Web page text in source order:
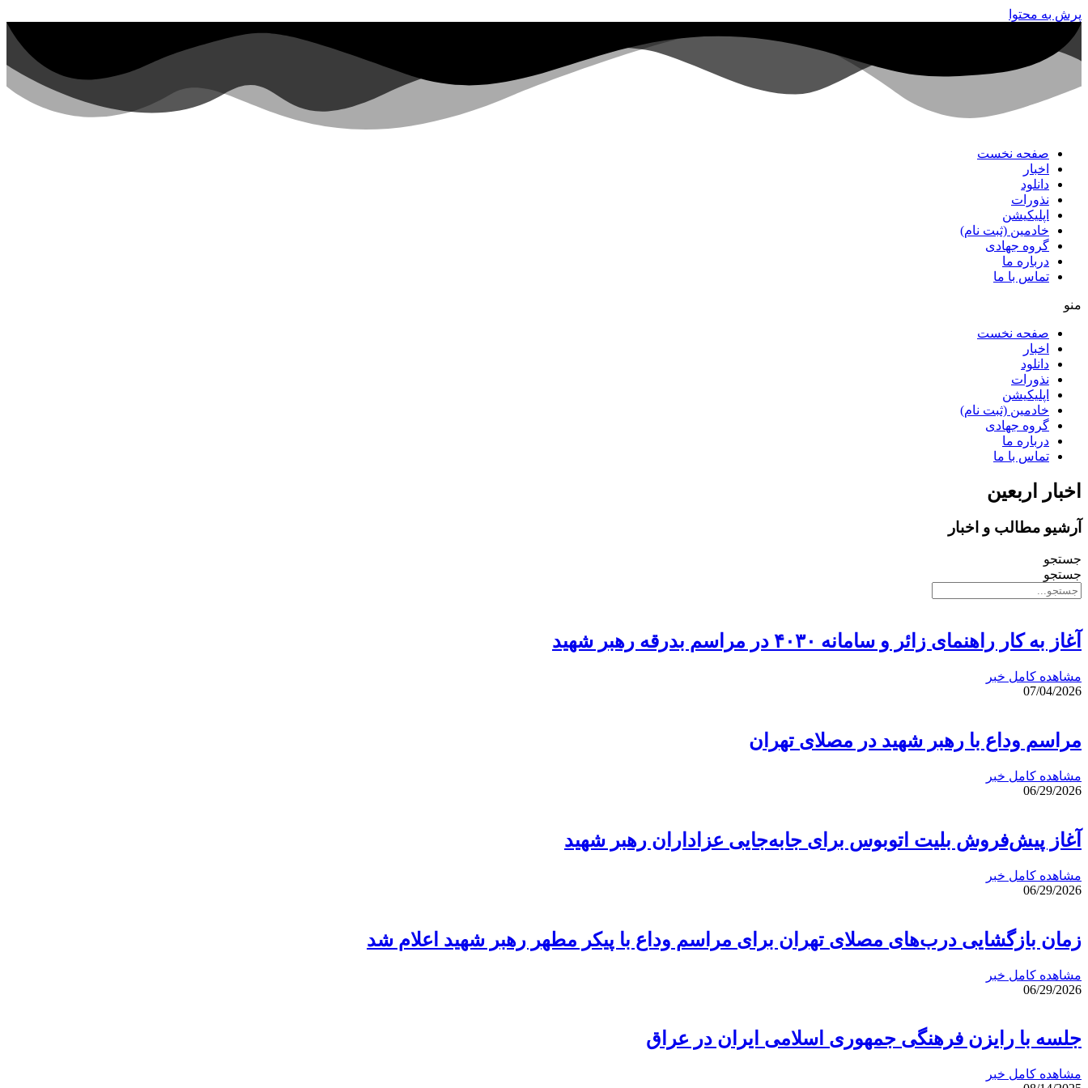
پرش به محتوا
صفحه نخست
اخبار
دانلود
نذورات
اپلیکیشن
خادمین (ثبت نام)
گروه جهادی
درباره ما
تماس با ما
منو
صفحه نخست
اخبار
دانلود
نذورات
اپلیکیشن
خادمین (ثبت نام)
گروه جهادی
درباره ما
تماس با ما
اخبار اربعین
آرشیو مطالب و اخبار
جستجو
جستجو
آغاز به کار راهنمای زائر و سامانه ۴۰۳۰ در مراسم بدرقه رهبر شهید
مشاهده کامل خبر
07/04/2026
مراسم وداع با رهبر شهید در مصلای تهران
مشاهده کامل خبر
06/29/2026
آغاز پیش‌فروش بلیت اتوبوس برای جابه‌جایی عزاداران رهبر شهید
مشاهده کامل خبر
06/29/2026
زمان بازگشایی درب‌های مصلای تهران برای مراسم وداع با پیکر مطهر رهبر شهید اعلام شد
مشاهده کامل خبر
06/29/2026
جلسه با رایزن فرهنگی جمهوری اسلامی ایران در عراق
مشاهده کامل خبر